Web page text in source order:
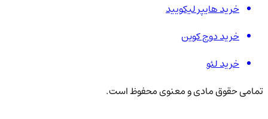
خرید هایپر لیکویید
خرید دوج کوین
خرید لئو
تمامی حقوق مادی و معنوی محفوظ است.